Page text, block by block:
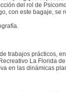
del rol de
con este bagaje,
trabajos prácticos,
La Florida
en las dinámicas